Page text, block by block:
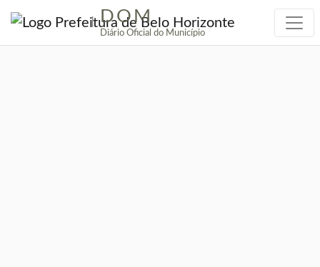
| DOM
Diário Oficial do Município